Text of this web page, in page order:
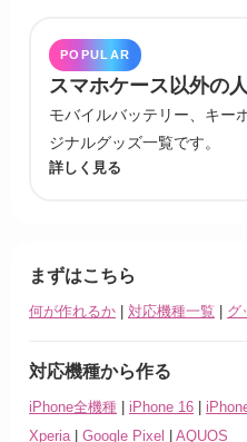
POPULAR
スマホケース以外の
モバイルバッテリー、キー
ジナルグッズ一覧です。
詳しく見る
まずはこちら
何が作れるか | 対応機種一覧 | グ
対応機種から作る
iPhone全機種 | iPhone 16 |
Xperia | Google Pixel | AQUOS